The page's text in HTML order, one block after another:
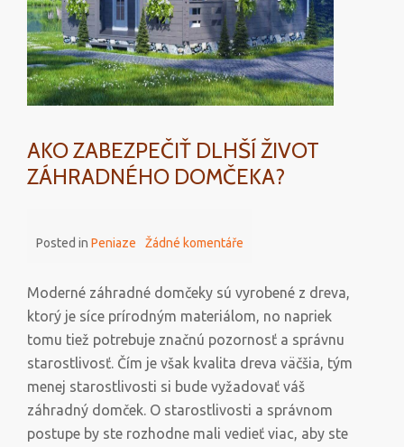
majetku
AKO ZABEZPEČIŤ DLHŠÍ ŽIVOT
ZÁHRADNÉHO DOMČEKA?
Posted in Peniaze Žádné komentáře
Moderné záhradné domčeky sú vyrobené z dreva,
ktorý je síce prírodným materiálom, no napriek
tomu tiež potrebuje značnú pozornosť a správnu
starostlivosť. Čím je však kvalita dreva väčšia, tým
menej starostlivosti si bude vyžadovať váš
záhradný domček. O starostlivosti a správnom
postupe by ste rozhodne mali vedieť viac, aby ste